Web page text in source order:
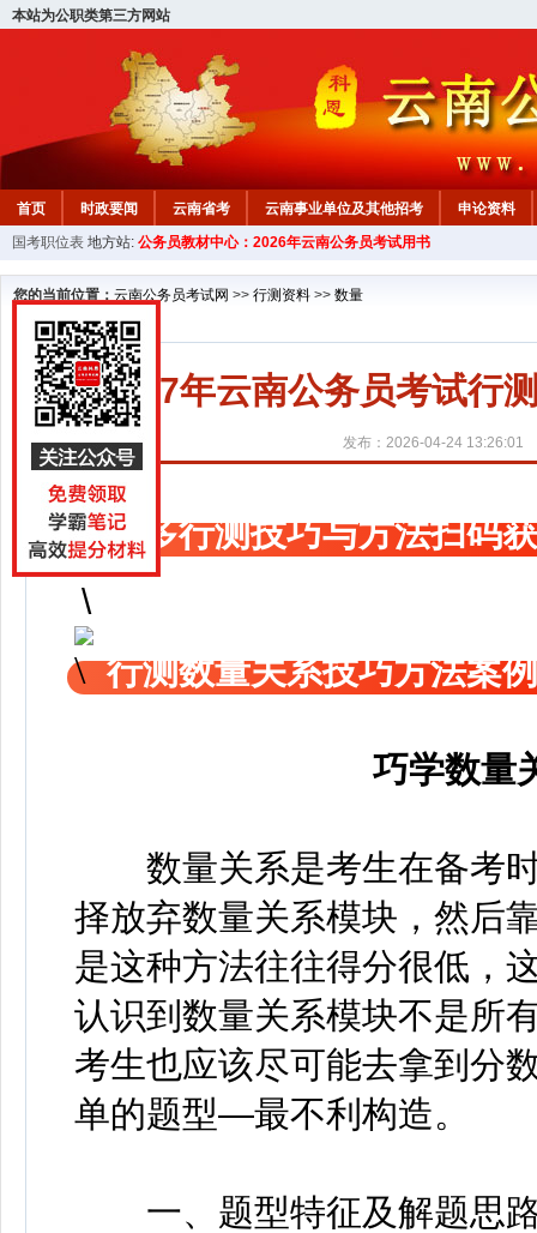
本站为公职类第三方网站
首页 时政要闻 云南省考 云南事业单位及其他招考
申论资料
国考职位表 地方站: 公务员教材中心：2026年云南公务员考试用书
您的当前位置： 云南公务员考试网 >> 行测资料 >> 数量
2027年云南公务员考试行
发布：2026-04-24 13:26:01
更多行测技巧与方法扫码
行测数量关系技巧方法案例
巧学数量
数量关系是考生在备考时
择放弃数量关系模块，然后
是这种方法往往得分很低，
认识到数量关系模块不是所
考生也应该尽可能去拿到分
单的题型—最不利构造。
一、题型特征及解题思